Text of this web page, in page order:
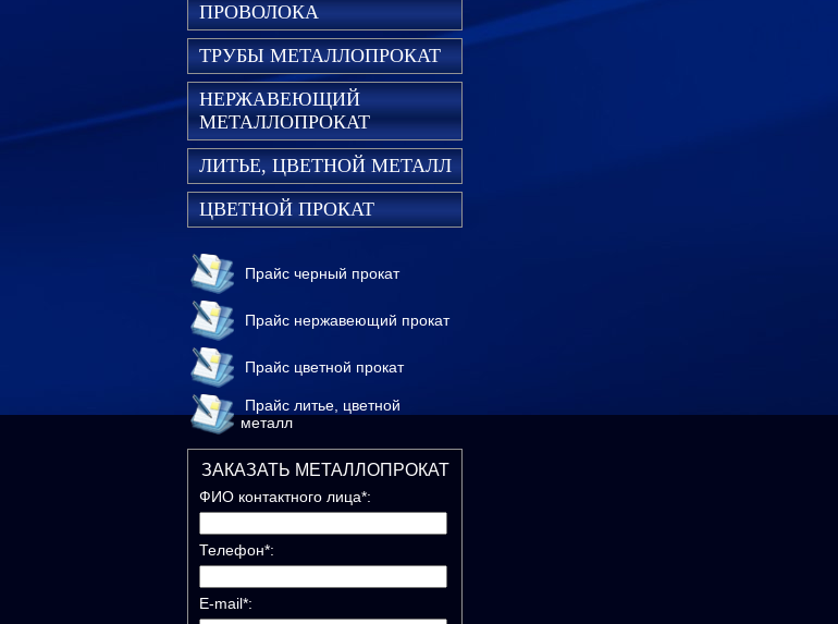
ПРОВОЛОКА
ТРУБЫ МЕТАЛЛОПРОКАТ
НЕРЖАВЕЮЩИЙ
МЕТАЛЛОПРОКАТ
ЛИТЬЕ, ЦВЕТНОЙ МЕТАЛЛ
ЦВЕТНОЙ ПРОКАТ
Прайс черный прокат
Прайс нержавеющий прокат
Прайс цветной прокат
Прайс литье, цветной
металл
ЗАКАЗАТЬ МЕТАЛЛОПРОКАТ
ФИО контактного лица*:
Телефон*:
E-mail*: